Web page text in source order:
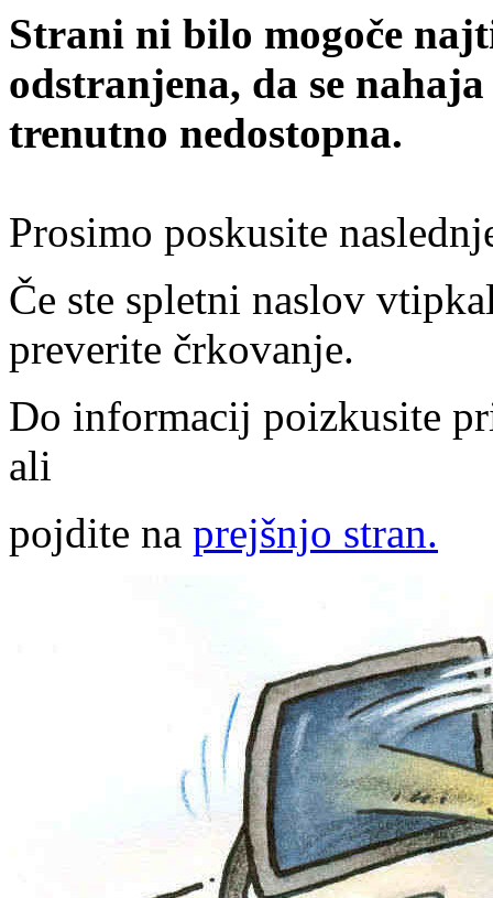
Strani ni bilo mogoče
odstranjena, da se
trenutno nedostopna.
Prosimo poskusite
Če ste spletni naslov
preverite črkovanje.
Do informacij poizkusite
ali
pojdite na prejšnjo stran.